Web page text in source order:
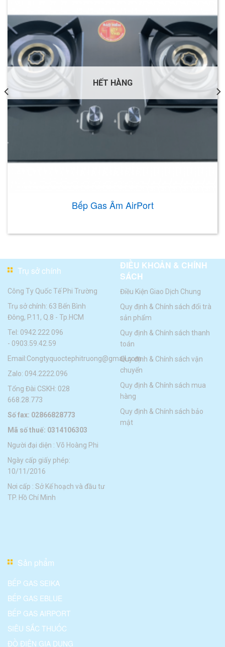
HẾT HÀNG
Bếp Gas Âm AirPort
Trụ sở chính
Công Ty Quốc Tế Phi Trường
Trụ sở chính: 63 Bến Bình
Đông, P.11, Q.8 - Tp.HCM
Tel: 0942 222 096
- 0903.59.42.59
Email:Congtyquoctephitruong@gmail.com
Zalo: 094.2222.096
Tổng Đài CSKH: 028
668.28.773
Số fax: 02866828773
Mã số thuế: 0314106303
Người đại diện : Võ Hoàng Phi
Ngày cấp giấy phép:
10/11/2016
Nơi cấp : Sở Kế hoạch và đầu tư
TP. Hồ Chí Minh
ĐIỀU KHOẢN & CHÍNH
SÁCH
Điều Kiện Giao Dịch Chung
Quy định & Chính sách đổi trà
sản phẩm
Quy định & Chính sách thanh
toán
Quy định & Chính sách vận
chuyển
Quy định & Chính sách mua
hàng
Quy định & Chính sách bảo
mật
Sản phẩm
BẾP GAS SEIKA
BẾP GAS EBLUE
BẾP GAS AIRPORT
SIÊU SẮC THUỐC
ĐỒ ĐIỆN GIA DỤNG